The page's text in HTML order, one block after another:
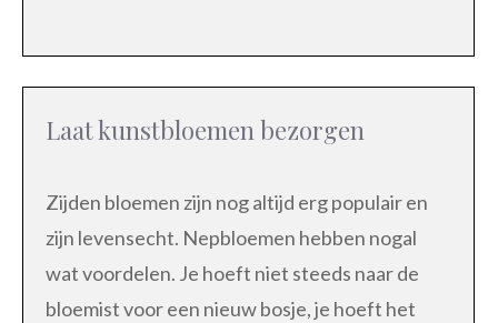
Laat kunstbloemen bezorgen
Zijden bloemen zijn nog altijd erg populair en
zijn levensecht. Nepbloemen hebben nogal
wat voordelen. Je hoeft niet steeds naar de
bloemist voor een nieuw bosje, je hoeft het